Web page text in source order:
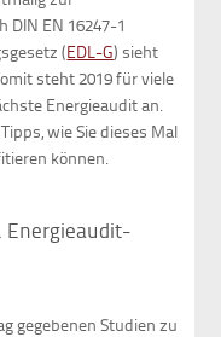
DIN EN 16247-1
(EDL-G) sieht
steht 2019 für viele
Energieaudit an.
wie Sie dieses Mal
können.
Energieaudit-
gegebenen Studien zu